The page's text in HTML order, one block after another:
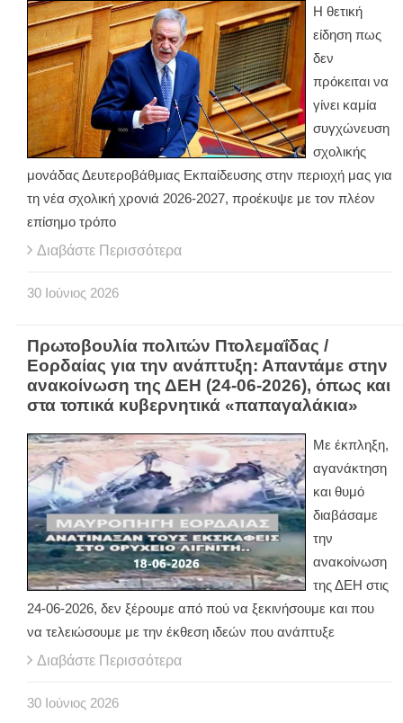
Η θετική
είδηση πως
δεν
πρόκειται να
γίνει καμία
συγχώνευση
σχολικής
μονάδας Δευτεροβάθμιας Εκπαίδευσης στην περιοχή μας για
τη νέα σχολική χρονιά 2026-2027, προέκυψε με τον πλέον
επίσημο τρόπο
Διαβάστε Περισσότερα
30 Ιούνιος 2026
Πρωτοβουλία πολιτών Πτολεμαΐδας /
Εορδαίας για την ανάπτυξη: Απαντάμε στην
ανακοίνωση της ΔΕΗ (24-06-2026), όπως και
στα τοπικά κυβερνητικά «παπαγαλάκια»
Με έκπληξη,
αγανάκτηση
και θυμό
διαβάσαμε
την
ανακοίνωση
της ΔΕΗ στις
24-06-2026, δεν ξέρουμε από πού να ξεκινήσουμε και που
να τελειώσουμε με την έκθεση ιδεών που ανάπτυξε
Διαβάστε Περισσότερα
30 Ιούνιος 2026